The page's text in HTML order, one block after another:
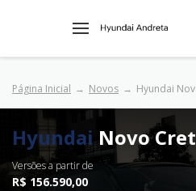
Página Inicial Novos Hyundai
HyundaiNovo
Versões a partir de
R$ 156.590,00